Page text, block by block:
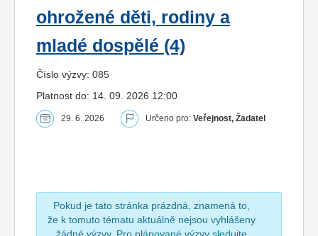
ohrožené děti, rodiny a
mladé dospělé (4)
Číslo výzvy: 085
Platnost do: 14. 09. 2026 12:00
29. 6. 2026 Určeno pro: Veřejnost, Žadatel
Pokud je tato stránka prázdná, znamená to,
že k tomuto tématu aktuálně nejsou vyhlášeny